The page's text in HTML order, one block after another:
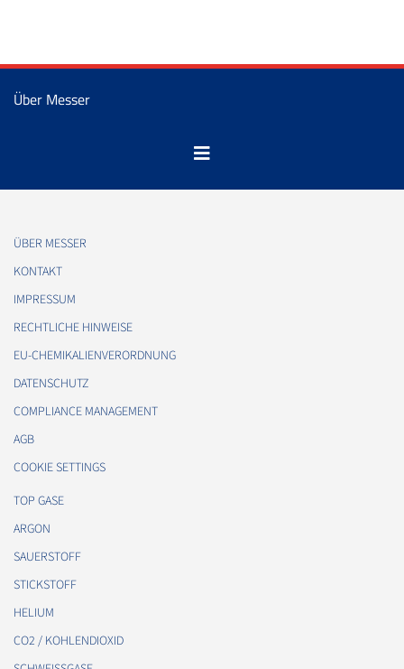
Über Messer
ÜBER MESSER
KONTAKT
IMPRESSUM
RECHTLICHE HINWEISE
EU-CHEMIKALIENVERORDNUNG
DATENSCHUTZ
COMPLIANCE MANAGEMENT
AGB
COOKIE SETTINGS
TOP GASE
ARGON
SAUERSTOFF
STICKSTOFF
HELIUM
CO2 / KOHLENDIOXID